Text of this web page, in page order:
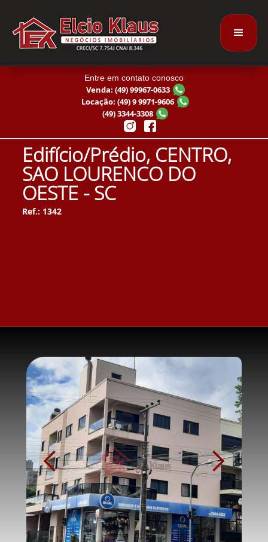
Entre em contato conosco
Venda: (49) 99967-0633
Locação: (49) 9 9971-9606
(49) 3344-3308
Edifício/Prédio, CENTRO,
SAO LOURENCO DO
OESTE - SC
Ref.: 1342